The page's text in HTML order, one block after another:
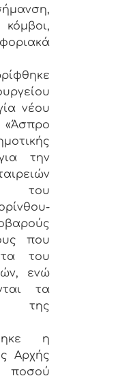
νέου
την
του
που
του
ενώ
τα
της
η
Αρχής